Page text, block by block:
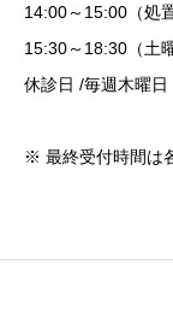
14:00～15:00（処
15:30～18:30（土
休診日 /毎週木曜日
※ 最終受付時間は